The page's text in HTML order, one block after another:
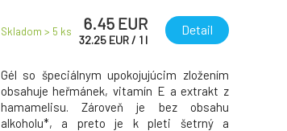
Skladom > 5 ks 6.45 EUR
32.25 EUR/ 1 l
Detail
Gél so špeciálnym upokojujúcim zložením
obsahuje heřmánek, vitamín E a extrakt z
hamamelisu. Zároveň je bez obsahu
alkoholu*, a preto je k pleti šetrný a